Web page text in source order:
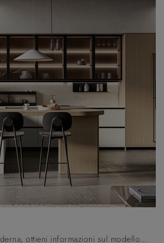
Se vuoi una cucina moderna, ottieni informazioni sul modello Asia 01 Arredo3.